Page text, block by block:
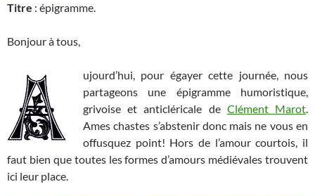
Titre : épigramme.
Bonjour à tous,
ujourd’hui, pour égayer cette journée, nous
partageons une épigramme humoristique,
grivoise et anticléricale de Clément Marot.
Ames chastes s’abstenir donc mais ne vous en
offusquez point! Hors de l’amour courtois, il
faut bien que toutes les formes d’amours médiévales trouvent
ici leur place.